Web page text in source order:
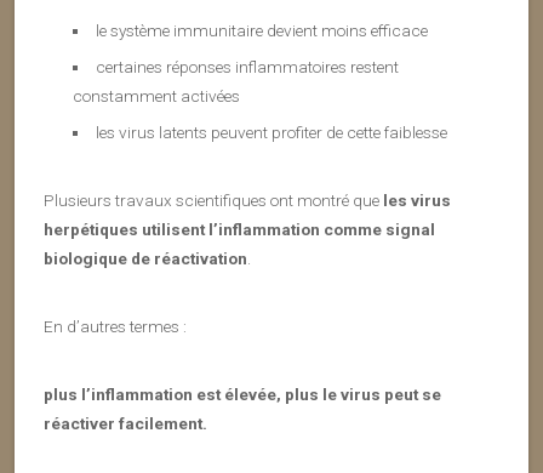
le système immunitaire devient moins efficace
certaines réponses inflammatoires restent
constamment activées
les virus latents peuvent profiter de cette faiblesse
Plusieurs travaux scientifiques ont montré que les virus
herpétiques utilisent l’inflammation comme signal
biologique de réactivation
En d’autres termes :
plus l’inflammation est élevée, plus le virus peut se
réactiver facilement.